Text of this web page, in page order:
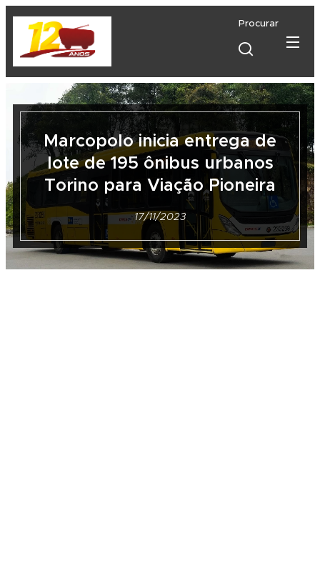
Procurar
Marcopolo inicia entrega de
lote de 195 ônibus urbanos
Torino para Viação Pioneira
17/11/2023